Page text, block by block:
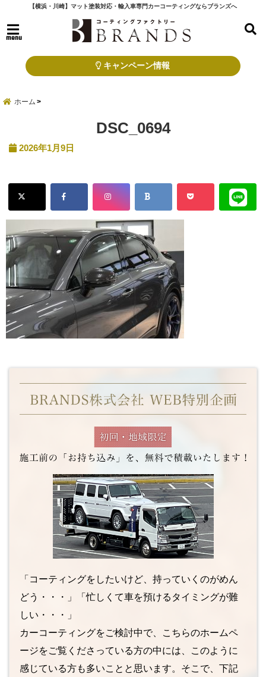
【横浜・川崎】マット塗装対応・輸入車専門カーコーティングならブランズへ
menu
キャンペーン情報
ホーム
DSC_0694
2026年1月9日
「コーティングをしたいけど、持っていくのがめん
どう・・・」「忙しくて車を預けるタイミングが難
しい・・・」
カーコーティングをご検討中で、こちらのホームペ
ージをご覧くださっている方の中には、このように
感じている方も多いことと思います。そこで、下記